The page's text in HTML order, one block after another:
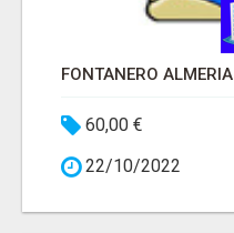
FONTANERO ALMERIA
60,00 €
22/10/2022